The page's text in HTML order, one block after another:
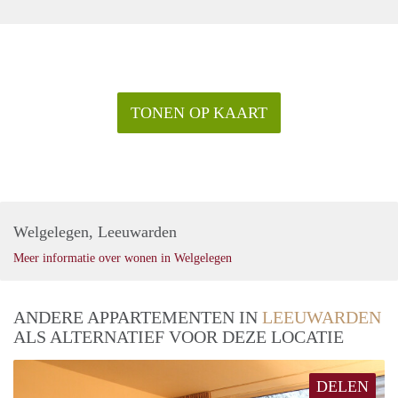
en de vele extra's is dit appartement een ideale keuze voor
iedereen die wil genieten van het gemak en de gezelligheid
van Leeuwarden.
TONEN OP KAART
Welgelegen, Leeuwarden
Meer informatie over wonen in Welgelegen
ANDERE APPARTEMENTEN IN LEEUWARDEN
ALS ALTERNATIEF VOOR DEZE LOCATIE
DELEN